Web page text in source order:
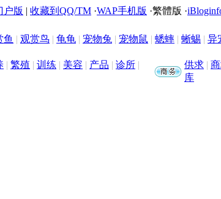
户版 | 收藏到QQ/TM ·WAP手机版 ·繁體版 ·
鱼 | 观赏鸟 | 龟龟 | 宠物兔 | 宠物鼠 | 蟋蟀 | 蜥蜴 | 异
| 繁殖 | 训练 | 美容 | 产品 | 诊所 |
供求 |
库